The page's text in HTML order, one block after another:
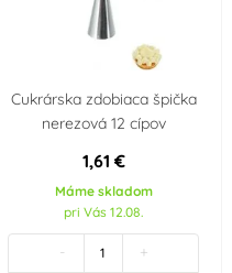
Cukrárska zdobiaca špička
nerezová 12 cípov
1,61 €
Máme skladom
pri Vás 12.08.
- +